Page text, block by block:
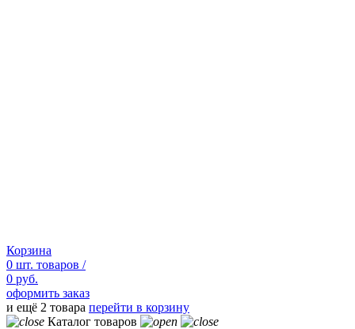
Корзина
0 шт. товаров /
0 руб.
оформить заказ
и ещё 2 товара перейти в корзину
Каталог товаров